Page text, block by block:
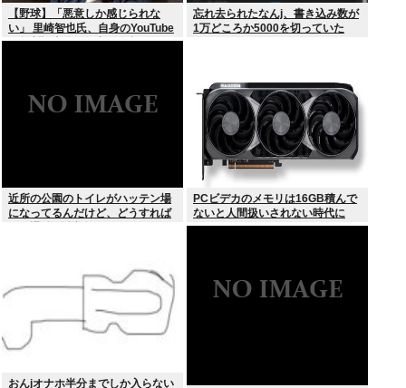
【野球】「悪意しか感じられな
い」 里崎智也氏、自身のYouTube
の無断記事化へ物申す… 語るメデ
忘れ去られたなんj、書き込み数が
1万どころか5000を切っていた
近所の公園のトイレがハッテン場
になってるんだけど、どうすれば
PCビデカのメモリは16GB積んで
ないと人間扱いされない時代に
おんjオナホ半分までしか入らない